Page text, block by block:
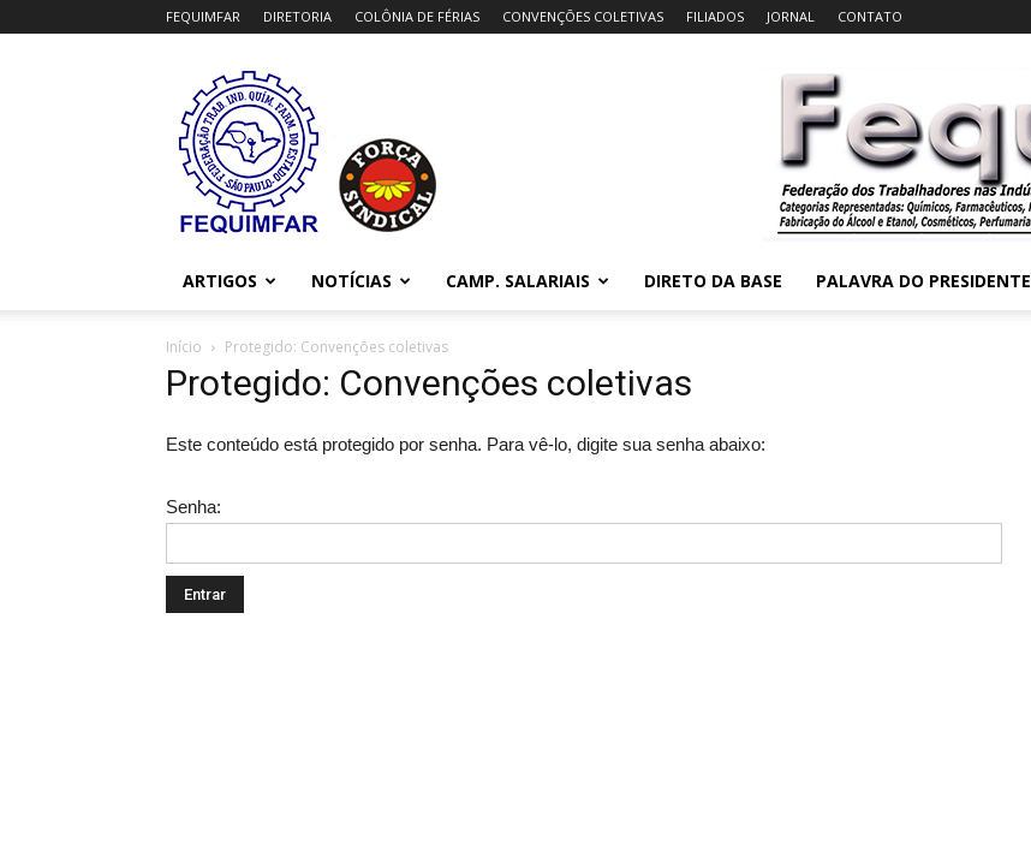
FEQUIMFAR DIRETORIA COLÔNIA DE FÉRIAS CONVENÇÕES COLETIVAS FILIADOS JORNAL CONTATO
ARTIGOS NOTÍCIAS CAMP. SALARIAIS DIRETO DA BASE PALAVRA DO PRESIDENTE
Início Protegido: Convenções coletivas
Protegido: Convenções coletivas
Este conteúdo está protegido por senha. Para vê-lo, digite sua senha abaixo:
Senha: